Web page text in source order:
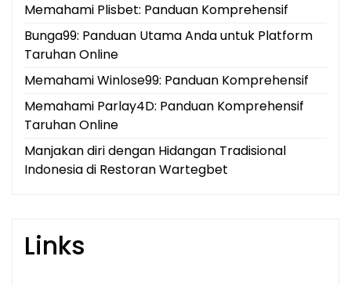
Memahami Plisbet: Panduan Komprehensif
Bunga99: Panduan Utama Anda untuk Platform
Taruhan Online
Memahami Winlose99: Panduan Komprehensif
Memahami Parlay4D: Panduan Komprehensif
Taruhan Online
Manjakan diri dengan Hidangan Tradisional
Indonesia di Restoran Wartegbet
Links